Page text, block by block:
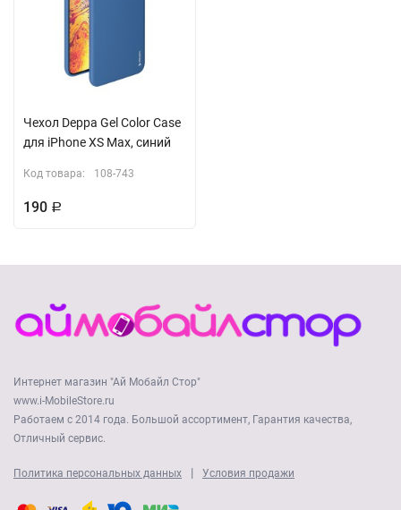
Чехол Deppa Gel Color Case
для iPhone XS Max, синий
Код товара: 108-743
190 Р
Интернет магазин "Ай Мобайл Стор"
www.i-MobileStore.ru
Работаем с 2014 года. Большой ассортимент, Гарантия качества,
Отличный сервис.
Политика персональных данных | Условия продажи